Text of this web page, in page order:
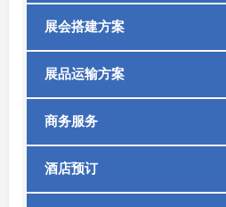
展会搭建方案
展品运输方案
商务服务
酒店预订